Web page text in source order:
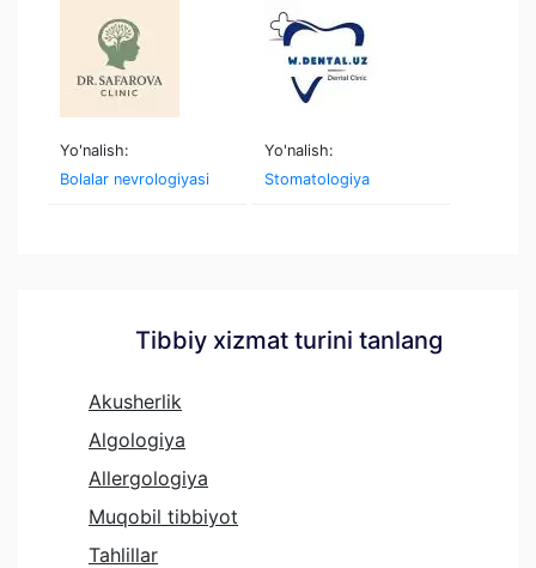
Yo'nalish:
Bolalar nevrologiyasi
Yo'nalish:
Stomatologiya
Tibbiy xizmat turini tanlang
Akusherlik
Algologiya
Allergologiya
Muqobil tibbiyot
Tahlillar